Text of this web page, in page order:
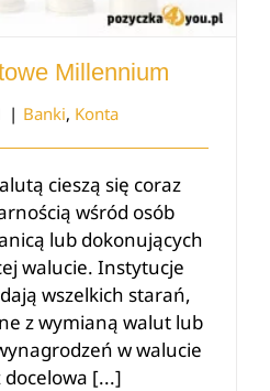
Millennium
| Banki, Konta
cieszą się coraz
wśród osób
lub dokonujących
walucie. Instytucje
wszelkich starań,
z wymianą walut lub
w walucie
[...]